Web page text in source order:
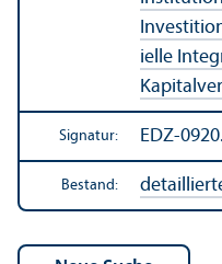
ielle
Signatur: EDZ-
Bestand: